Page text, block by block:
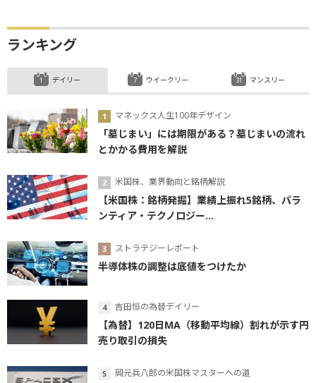
ランキング
デイリー
マネックス人生100年デザイン
「墓じまい」には期限がある？墓じまいの流れ
とかかる費用を解説
米国株、業界動向と銘柄解説
【米国株：銘柄発掘】業績上振れ5銘柄、パラ
ンティア・テクノロジー...
ストラテジーレポート
半導体株の調整は底値をつけたか
吉田恒の為替デイリー
【為替】120日MA（移動平均線）割れが示す円
売り取引の損失
岡元兵八郎の米国株マスターへの道
ウイークリー マンスリー